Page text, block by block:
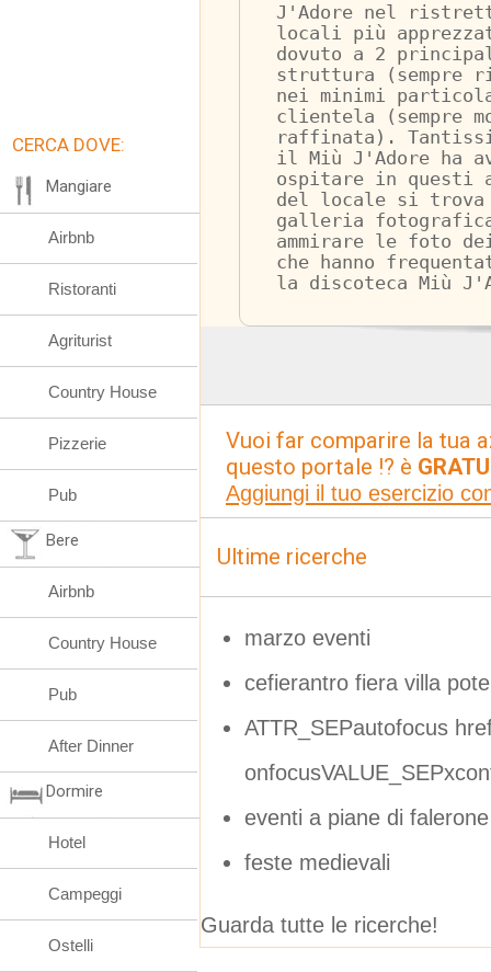
J'Adore nel
locali più
dovuto a 2
struttura (sempre
nei minimi
clientela (sempre
raffinata).
il Miù J'Adore ha
ospitare in
del locale si trova
galleria
ammirare le foto
che hanno
la discoteca Miù
Vuoi far comparire la tua
questo portale !? è
Aggiungi il tuo esercizio
Ultime ricerche
marzo eventi
cefierantro fiera villa
ATTR_SEPautofocus
eventi a piane di
feste medievali
Guarda tutte le ricerche!
CERCA DOVE:
Mangiare
Airbnb
Ristoranti
Agriturist
Country House
Pizzerie
Pub
Bere
Airbnb
Country House
Pub
After Dinner
Dormire
Hotel
Campeggi
Ostelli